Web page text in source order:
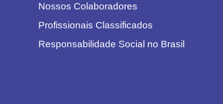
Nossos Colaboradores
Profissionais Classificados
Responsabilidade Social no Brasil